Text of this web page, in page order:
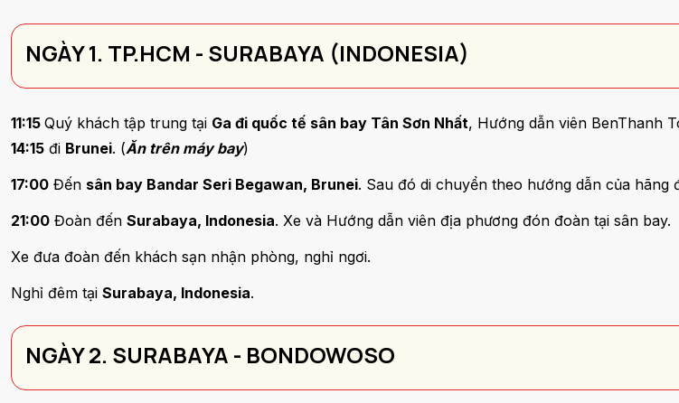
NGÀY 1. TP.HCM - SURABAYA (INDONESIA)
11:15 Quý khách tập trung tại Ga đi quốc tế sân bay Tân Sơn Nhất, Hướng dẫn viên BenThanh
14:15 đi Brunei. (Ăn trên máy bay)
17:00 Đến sân bay Bandar Seri Begawan, Brunei. Sau đó di chuyển theo hướng dẫn của
21:00 Đoàn đến Surabaya, Indonesia. Xe và Hướng dẫn viên địa phương đón đoàn tại sân bay.
Xe đưa đoàn đến khách sạn nhận phòng, nghỉ ngơi.
Nghỉ đêm tại Surabaya, Indonesia.
NGÀY 2. SURABAYA - BONDOWOSO